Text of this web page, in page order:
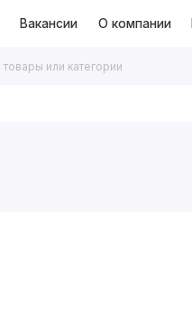
Вакансии О компании